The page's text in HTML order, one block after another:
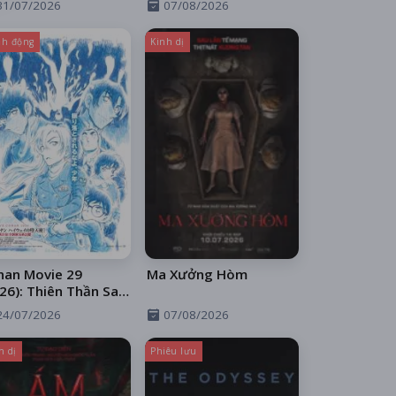
07/2026 07/08/2026
động
Movie 29
Thiên Thần Sa
Trên Xa Lộ
07/2026
Kinh dị
Ma Xưởng Hòm
07/08/2026
dị Phiêu lưu